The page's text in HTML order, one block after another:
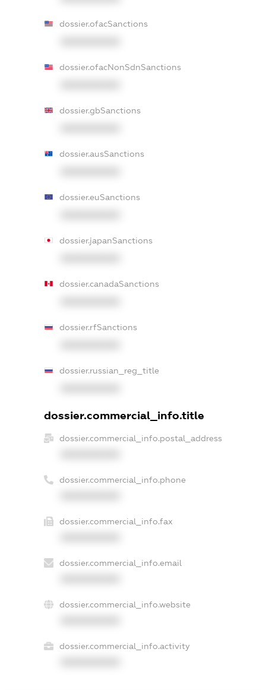
dossier.ofacSanctions
dossier.ofacNonSdnSanctions
dossier.gbSanctions
dossier.ausSanctions
dossier.euSanctions
dossier.japanSanctions
dossier.canadaSanctions
dossier.rfSanctions
dossier.russian_reg_title
dossier.commercial_info.title
dossier.commercial_info.postal_address
dossier.commercial_info.phone
dossier.commercial_info.fax
dossier.commercial_info.email
dossier.commercial_info.website
dossier.commercial_info.activity